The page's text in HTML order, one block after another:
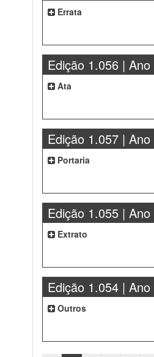
Errata
Edição 1.056 | Ano
Ata
Edição 1.057 | Ano
Portaria
Edição 1.055 | Ano
Extrato
Edição 1.054 | Ano
Outros